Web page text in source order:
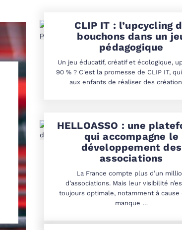
CLIP IT : l’upcycling
bouchons dans un
pédagogique
Un jeu éducatif, créatif et écologique,
90 % ? C'est la promesse de CLIP IT,
aux enfants de réaliser des
HELLOASSO : une
qui accompagne le
développement des
associations
La France compte plus d’un
d’associations. Mais leur visibilité
toujours optimale, notamment à cause
manque …